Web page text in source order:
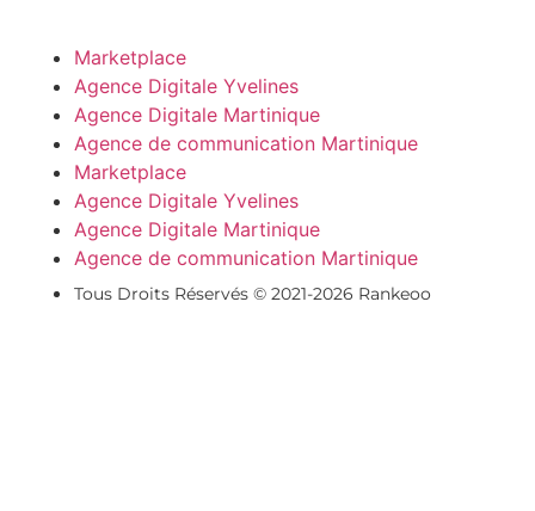
Marketplace
Agence Digitale Yvelines
Agence Digitale Martinique
Agence de communication Martinique
Marketplace
Agence Digitale Yvelines
Agence Digitale Martinique
Agence de communication Martinique
Tous Droits Réservés © 2021-2026 Rankeoo